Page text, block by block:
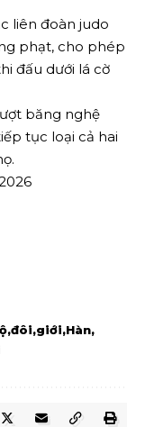
liên đoàn judo
phạt, cho phép
đấu dưới lá cờ
băng nghệ
tục loại cả hai
đôi giới Hàn